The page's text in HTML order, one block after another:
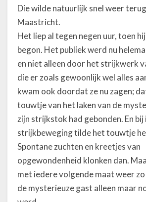
Die wilde natuurlijk snel weer
Maastricht.
Het liep al tegen negen uur, toen
begon. Het publiek werd nu
en niet alleen door het strijkwerk
die er zoals gewoonlijk wel alles
kwam ook doordat ze nu zagen;
touwtje van het laken van de
zijn strijkstok had gebonden. En
strijkbeweging tilde het touwtje
Spontane zuchten en kreetjes van
opgewondenheid klonken dan.
met iedere volgende maat weer
de mysterieuze gast alleen maar